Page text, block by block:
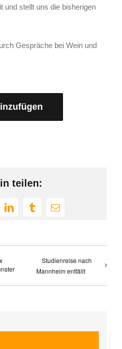
und stellt uns die bisherigen
Gespräche bei Wein und
teilen:
LinkedInTumblrE-
Studienreise nach
Mannheim entfällt